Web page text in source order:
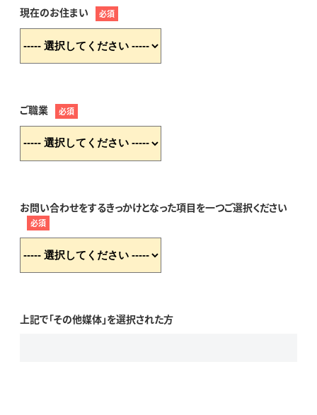
現在のお住まい 必須
ご職業 必須
お問い合わせをするきっかけとなった項目を一つご選択ください
必須
上記で「その他媒体」を選択された方